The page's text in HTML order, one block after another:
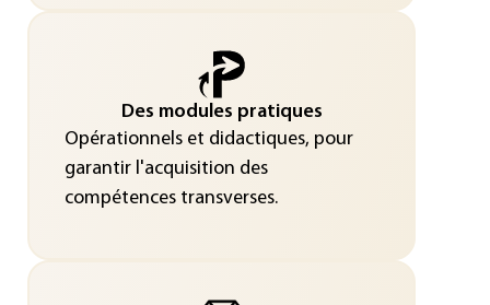
Des modules pratiques
Opérationnels et didactiques, pour
garantir l'acquisition des
compétences transverses.